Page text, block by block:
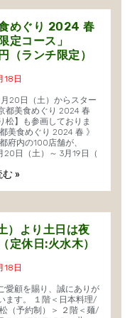
めぐり 2024 春
定コース」
（ランチ限定）
18日
20日（土）からスター
都美食めぐり 2024 春
松】も参画しておりま
美食めぐり 2024 春 》
府内の100店舗が、
20日（土）～ 3月19日（
»
）より土日は夜
定休日:火水木）
18日
愛顧を賜り、誠にありが
ます。 １階＜日本料理/
（予約制）＞ ２階＜麺/